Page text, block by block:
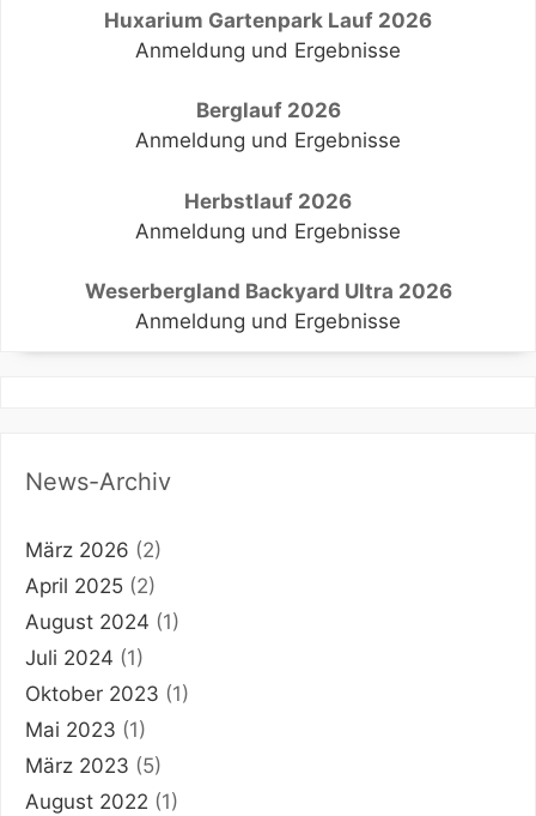
Huxarium Gartenpark Lauf 2026
Anmeldung und Ergebnisse
Berglauf 2026
Anmeldung und Ergebnisse
Herbstlauf 2026
Anmeldung und Ergebnisse
Weserbergland Backyard Ultra 2026
Anmeldung und Ergebnisse
News-Archiv
März 2026 (2)
April 2025 (2)
August 2024 (1)
Juli 2024 (1)
Oktober 2023 (1)
Mai 2023 (1)
März 2023 (5)
August 2022 (1)